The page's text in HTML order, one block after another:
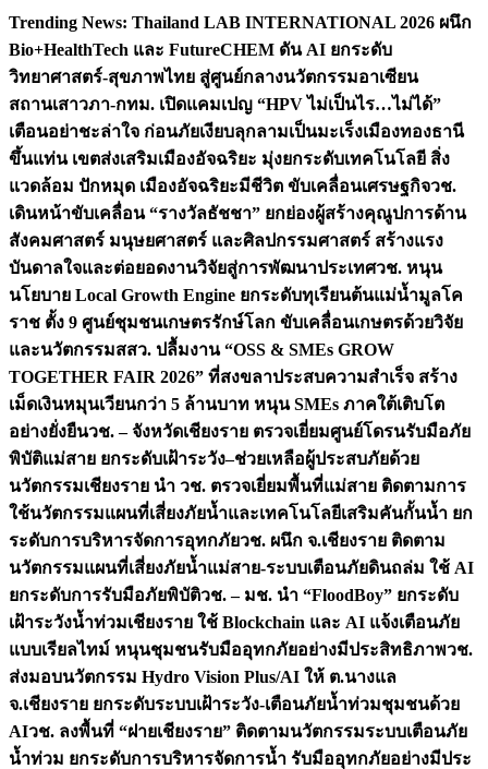
Skip
content
Trending News: Thailand LAB INTERNATIONAL 2026 ผนึก
Bio+HealthTech และ FutureCHEM ดัน AI ยกระดับ
วิทยาศาสตร์-สุขภาพไทย สู่ศูนย์กลางนวัตกรรมอาเซียน
สถานเสาวภา-กทม. เปิดแคมเปญ “HPV ไม่เป็นไร…ไม่ได้”
เตือนอย่าชะล่าใจ ก่อนภัยเงียบลุกลามเป็นมะเร็งเมืองทองธานี
ขึ้นแท่น เขตส่งเสริมเมืองอัจฉริยะ มุ่งยกระดับเทคโนโลยี สิ่ง
แวดล้อม ปักหมุด เมืองอัจฉริยะมีชีวิต ขับเคลื่อนเศรษฐกิจวช.
เดินหน้าขับเคลื่อน “รางวัลธัชชา” ยกย่องผู้สร้างคุณูปการด้าน
สังคมศาสตร์ มนุษยศาสตร์ และศิลปกรรมศาสตร์ สร้างแรง
บันดาลใจและต่อยอดงานวิจัยสู่การพัฒนาประเทศวช. หนุน
นโยบาย Local Growth Engine ยกระดับทุเรียนต้นแม่น้ำมูลโค
ราช ตั้ง 9 ศูนย์ชุมชนเกษตรรักษ์โลก ขับเคลื่อนเกษตรด้วยวิจัย
และนวัตกรรมสสว. ปลื้มงาน “OSS & SMEs GROW
TOGETHER FAIR 2026” ที่สงขลาประสบความสำเร็จ สร้าง
เม็ดเงินหมุนเวียนกว่า 5 ล้านบาท หนุน SMEs ภาคใต้เติบโต
อย่างยั่งยืนวช. – จังหวัดเชียงราย ตรวจเยี่ยมศูนย์โดรนรับมือภัย
พิบัติแม่สาย ยกระดับเฝ้าระวัง–ช่วยเหลือผู้ประสบภัยด้วย
นวัตกรรมเชียงราย นำ วช. ตรวจเยี่ยมพื้นที่แม่สาย ติดตามการ
ใช้นวัตกรรมแผนที่เสี่ยงภัยน้ำและเทคโนโลยีเสริมคันกั้นน้ำ ยก
ระดับการบริหารจัดการอุทกภัยวช. ผนึก จ.เชียงราย ติดตาม
นวัตกรรมแผนที่เสี่ยงภัยน้ำแม่สาย-ระบบเตือนภัยดินถล่ม ใช้ AI
ยกระดับการรับมือภัยพิบัติวช. – มช. นำ “FloodBoy” ยกระดับ
เฝ้าระวังน้ำท่วมเชียงราย ใช้ Blockchain และ AI แจ้งเตือนภัย
แบบเรียลไทม์ หนุนชุมชนรับมืออุทกภัยอย่างมีประสิทธิภาพวช.
ส่งมอบนวัตกรรม Hydro Vision Plus/AI ให้ ต.นางแล
จ.เชียงราย ยกระดับระบบเฝ้าระวัง-เตือนภัยน้ำท่วมชุมชนด้วย
AIวช. ลงพื้นที่ “ฝายเชียงราย” ติดตามนวัตกรรมระบบเตือนภัย
น้ำท่วม ยกระดับการบริหารจัดการน้ำ รับมืออุทกภัยอย่างมีประ